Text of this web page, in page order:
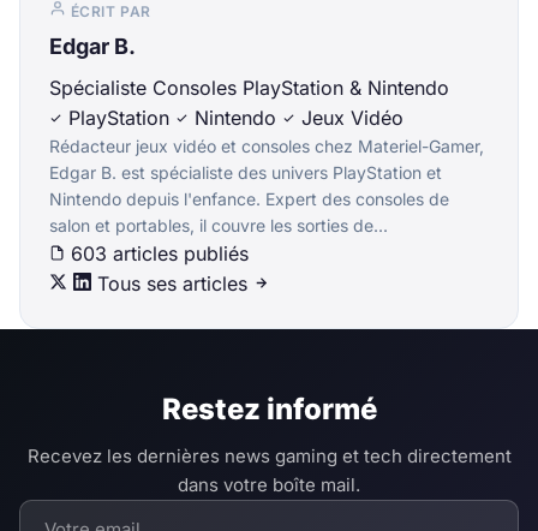
ÉCRIT PAR
Edgar B.
Spécialiste Consoles PlayStation & Nintendo
PlayStation
Nintendo Jeux Vidéo
Rédacteur jeux vidéo et consoles chez Materiel-Gamer,
Edgar B. est spécialiste des univers PlayStation et
Nintendo depuis l'enfance. Expert des consoles de
salon et portables, il couvre les sorties de...
603 articles publiés
Tous ses articles
Restez informé
Recevez les dernières news gaming et tech directement
dans votre boîte mail.